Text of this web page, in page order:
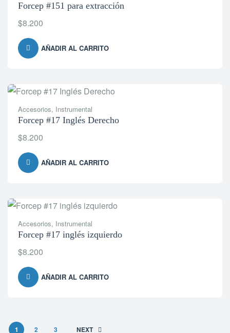
Forcep #151 para extracción
$8.200
AÑADIR AL CARRITO
Accesorios, Instrumental
Forcep #17 Inglés Derecho
$8.200
AÑADIR AL CARRITO
Accesorios, Instrumental
Forcep #17 inglés izquierdo
$8.200
AÑADIR AL CARRITO
1 2 3 NEXT